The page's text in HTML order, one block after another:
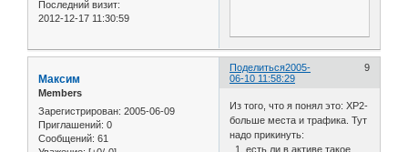
Последний визит:
2012-12-17 11:30:59
Поделиться 9
2005-
06-10 11:58:29
Максим
Members
Зарегистрирован: 2005-06-09
Приглашений: 0
Сообщений: 61
Из того, что я понял это: ХР2-
больше места и трафика. Тут
надо прикинуть:
1. есть ли в активе такое